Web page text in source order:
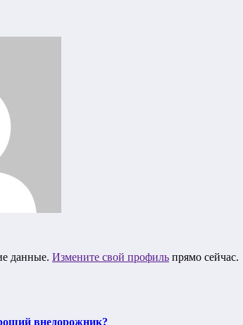
данные. Измените свой профиль прямо сейчас.
внедорожник?